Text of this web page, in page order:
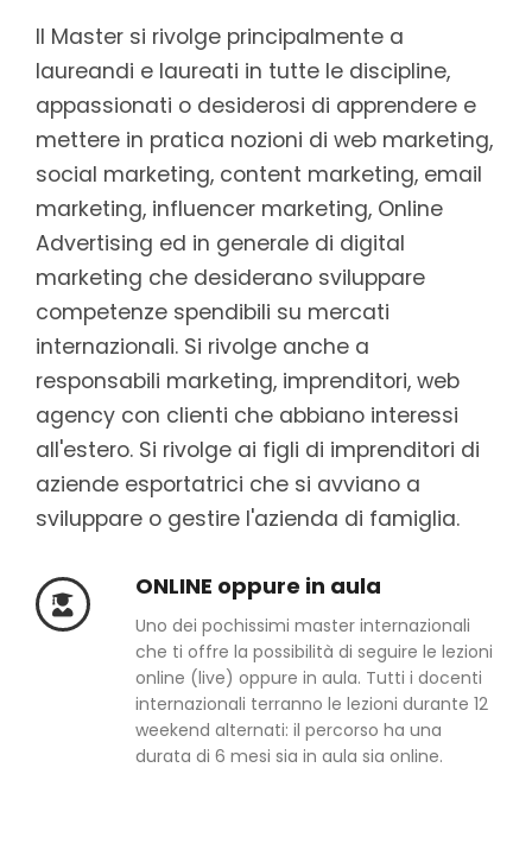
Il Master si rivolge principalmente a
laureandi e laureati in tutte le discipline,
appassionati o desiderosi di apprendere e
mettere in pratica nozioni di web marketing,
social marketing, content marketing, email
marketing, influencer marketing, Online
Advertising ed in generale di digital
marketing che desiderano sviluppare
competenze spendibili su mercati
internazionali. Si rivolge anche a
responsabili marketing, imprenditori, web
agency con clienti che abbiano interessi
all'estero. Si rivolge ai figli di imprenditori di
aziende esportatrici che si avviano a
sviluppare o gestire l'azienda di famiglia.
ONLINE oppure in aula
Uno dei pochissimi master internazionali
che ti offre la possibilità di seguire le lezioni
online (live) oppure in aula. Tutti i docenti
internazionali terranno le lezioni durante 12
weekend alternati: il percorso ha una
durata di 6 mesi sia in aula sia online.